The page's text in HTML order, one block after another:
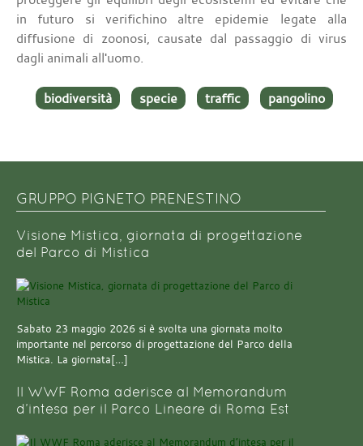
in futuro si verifichino altre epidemie legate alla
diffusione di zoonosi, causate dal passaggio di virus
dagli animali all'uomo.
biodiversità specie traffic pangolino
GRUPPO PIGNETO PRENESTINO
Visione Mistica, giornata di progettazione
del Parco di Mistica
Sabato 23 maggio 2026 si è svolta una giornata molto
importante nel percorso di progettazione del Parco della
Mistica. La giornata[…]
Il WWF Roma aderisce al Memorandum
d’intesa per il Parco Lineare di Roma Est